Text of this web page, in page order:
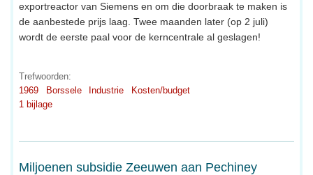
exportreactor van Siemens en om die doorbraak te maken is
de aanbestede prijs laag. Twee maanden later (op 2 juli)
wordt de eerste paal voor de kerncentrale al geslagen!
Trefwoorden:
1969
Borssele Industrie
Kosten/budget
1 bijlage
Miljoenen subsidie Zeeuwen aan Pechiney